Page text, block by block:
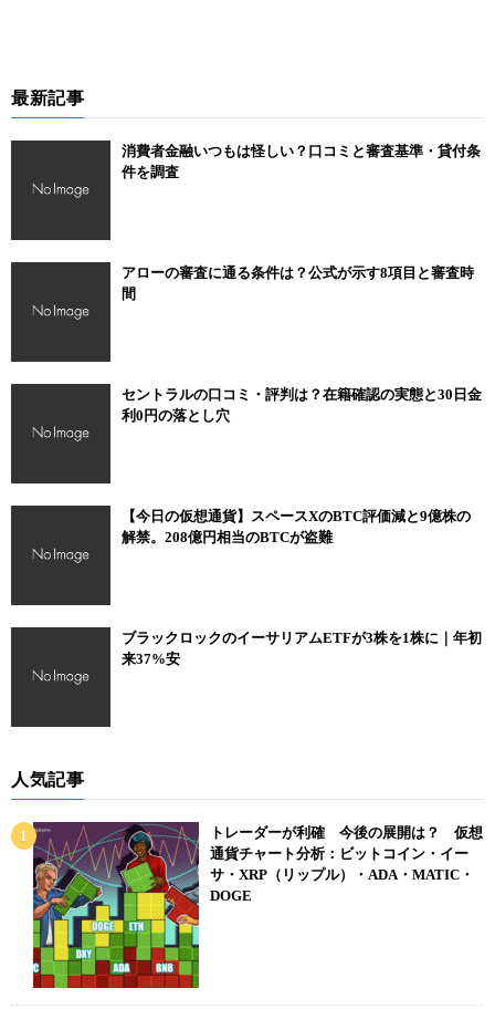
最新記事
消費者金融いつもは怪しい？口コミと審査基準・貸付条
件を調査
アローの審査に通る条件は？公式が示す8項目と審査時
間
セントラルの口コミ・評判は？在籍確認の実態と30日金
利0円の落とし穴
【今日の仮想通貨】スペースXのBTC評価減と9億株の
解禁。208億円相当のBTCが盗難
ブラックロックのイーサリアムETFが3株を1株に｜年初
来37%安
人気記事
トレーダーが利確 今後の展開は？ 仮想
通貨チャート分析：ビットコイン・イー
サ・XRP（リップル）・ADA・MATIC・
DOGE